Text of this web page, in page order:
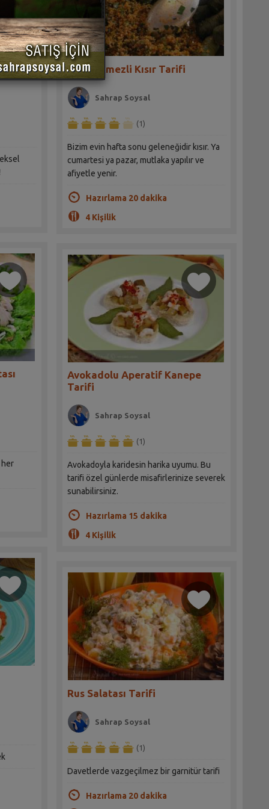
her
Nar Pekmezli Kısır Tarifi
Sahrap Soysal
(1)
Bizim evin hafta sonu geleneğidir kısır. Ya
cumartesi ya pazar, mutlaka yapılır ve
afiyetle yenir.
Hazırlama 20 dakika
4 Kişilik
Avokadolu Aperatif Kanepe
Tarifi
Sahrap Soysal
(1)
Avokadoyla karidesin harika uyumu. Bu
tarifi özel günlerde misafirlerinize severek
sunabilirsiniz.
Hazırlama 15 dakika
4 Kişilik
Rus Salatası Tarifi
Sahrap Soysal
(1)
Davetlerde vazgeçilmez bir garnitür tarifi
Hazırlama 20 dakika